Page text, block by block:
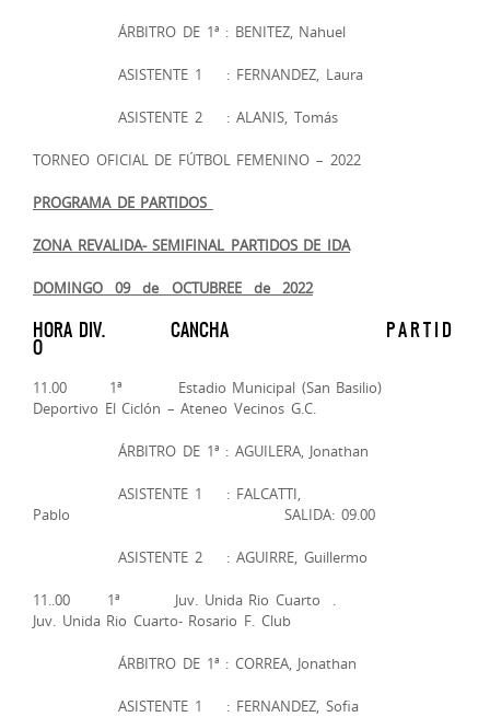
ÁRBITRO DE 1ª : BENITEZ, Nahuel
ASISTENTE 1 : FERNANDEZ, Laura
ASISTENTE 2 : ALANIS, Tomás
TORNEO OFICIAL DE FÚTBOL FEMENINO – 2022
PROGRAMA DE PARTIDOS ­­
ZONA REVALIDA- SEMIFINAL PARTIDOS DE IDA
DOMINGO 09 de OCTUBREE de 2022
HORA DIV. CANCHA P A R T I D
O
11.00 1ª Estadio Municipal (San Basilio)
Deportivo El Ciclón – Ateneo Vecinos G.C.
ÁRBITRO DE 1ª : AGUILERA, Jonathan
ASISTENTE 1 : FALCATTI,
Pablo SALIDA: 09.00
ASISTENTE 2 : AGUIRRE, Guillermo
11..00 1ª Juv. Unida Rio Cuarto .
Juv. Unida Rio Cuarto- Rosario F. Club
ÁRBITRO DE 1ª : CORREA, Jonathan
ASISTENTE 1 : FERNANDEZ, Sofia